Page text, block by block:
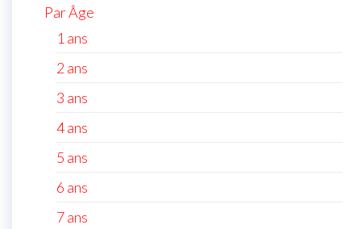
Par Âge
1 ans
2 ans
3 ans
4 ans
5 ans
6 ans
7 ans